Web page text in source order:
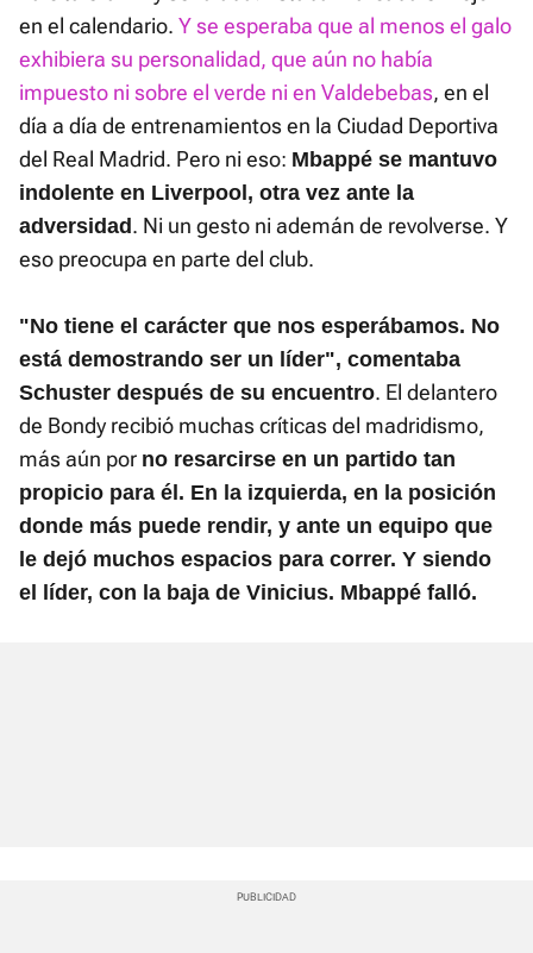
en el calendario. Y se esperaba que al menos el galo
exhibiera su personalidad, que aún no había
impuesto ni sobre el verde ni en Valdebebas, en el
día a día de entrenamientos en la Ciudad Deportiva
del Real Madrid. Pero ni eso: Mbappé se mantuvo
indolente en Liverpool, otra vez ante la
adversidad . Ni un gesto ni ademán de revolverse. Y
eso preocupa en parte del club.
"No tiene el carácter que nos esperábamos. No
está demostrando ser un líder", comentaba
Schuster después de su encuentro. El delantero
de Bondy recibió muchas críticas del madridismo,
más aún por no resarcirse en un partido tan
propicio para él. En la izquierda, en la posición
donde más puede rendir, y ante un equipo que
le dejó muchos espacios para correr. Y siendo
el líder, con la baja de Vinicius. Mbappé falló.